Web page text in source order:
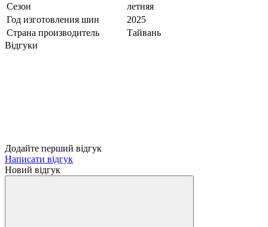
Сезон
летняя
Год изготовления шин
2025
Страна производитель
Тайвань
Відгуки
Додайте перший відгук
Написати відгук
Новий відгук